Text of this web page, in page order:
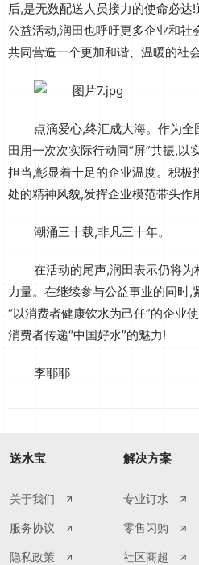
后,是无数配送人员接力的使命必达
公益活动,润田也呼吁更多企业和社
共同营造一个更加和谐、温暖的社会
点滴爱心,终汇成大海。作为
田用一次次实际行动同“屏”共振,以
担当,彰显着十足的企业温度。积极
处的精神风貌,发挥企业模范带头作
潮涌三十载,非凡三十年。
在活动的尾声,润田表示仍将
力量。在继续参与公益事业的同时,
“以消费者健康饮水为己任”的企业
消费者传递“中国好水”的魅力!
李耶耶
送水宝
关于我们
服务协议
隐私政策
解决方案
专业订水
零售闪购
社区商超